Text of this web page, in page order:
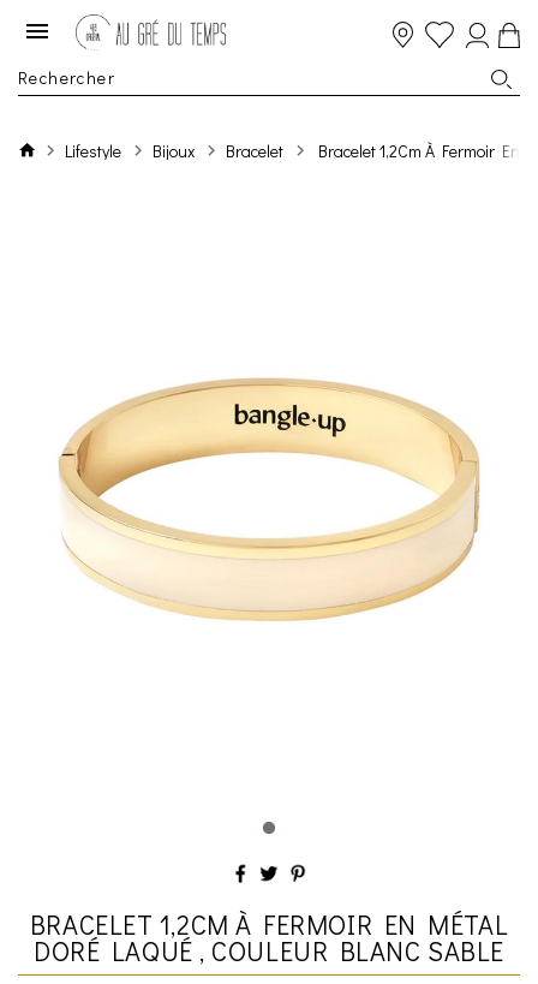
Lifestyle Bijoux Bracelet Bracelet 1,2Cm À Fermoir En
BRACELET 1,2CM À FERMOIR EN MÉTAL
DORÉ LAQUÉ , COULEUR BLANC SABLE